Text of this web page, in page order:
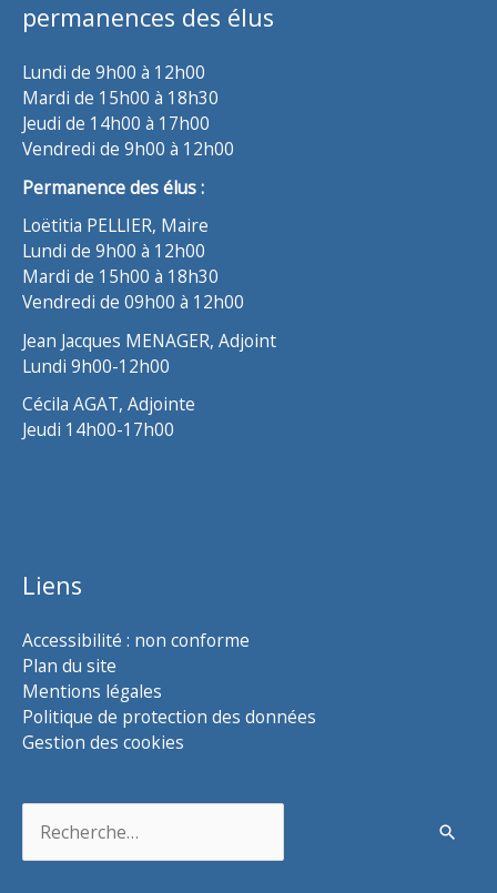
permanences des élus
Lundi de 9h00 à 12h00
Mardi de 15h00 à 18h30
Jeudi de 14h00 à 17h00
Vendredi de 9h00 à 12h00
Permanence des élus :
Loëtitia PELLIER, Maire
Lundi de 9h00 à 12h00
Mardi de 15h00 à 18h30
Vendredi de 09h00 à 12h00
Jean Jacques MENAGER, Adjoint
Lundi 9h00-12h00
Cécila AGAT, Adjointe
Jeudi 14h00-17h00
Liens
Accessibilité : non conforme
Plan du site
Mentions légales
Politique de protection des données
Gestion des cookies